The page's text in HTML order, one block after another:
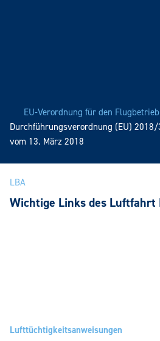
EU-Verordnung für den
Durchführungsverordnung (EU)
vom 13. März 2018
LBA
Wichtige Links des Luftfahrt
Lufttüchtigkeitsanweisungen